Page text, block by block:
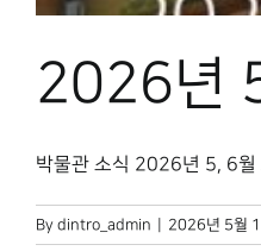
2026년
박물관 소식 2026년 5, 6월
By dintro_admin 2026년 5월